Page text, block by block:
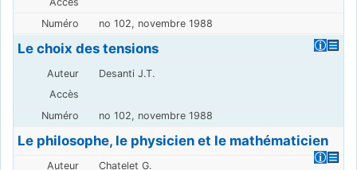
no 102, novembre 1988
Le choix des tensions
Desanti J.T.
no 102, novembre 1988
Le philosophe, le physicien et le mathématicien
Chatelet G.